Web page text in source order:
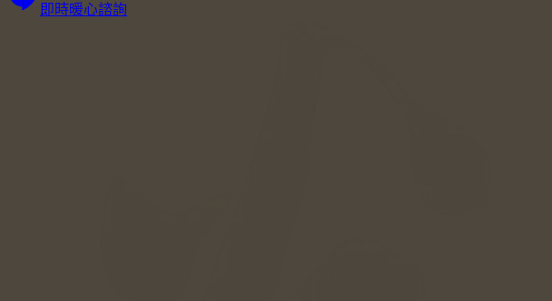
即時暖心諮詢